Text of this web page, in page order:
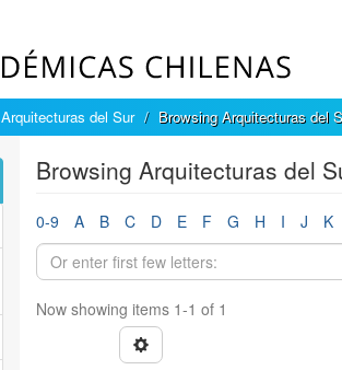
Arquitecturas del Sur Browsing Arquitecturas del
Browsing Arquitecturas del
0-9 A B C D E F G H I J K
Now showing items 1-1 of 1